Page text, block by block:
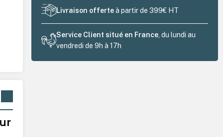
Livraison offerteà partir de 399€ HT
Service Client situé en France , du lundi au
vendredi de 9h à 17h